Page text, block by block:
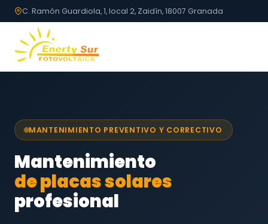
C. Ramón Guardiola, 1, local 2, Zaidín, 18007 Granada
MANTENIMIENTO PREVENTIVO Y CORRECTIVO
Mantenimiento
de placas solares
profesional